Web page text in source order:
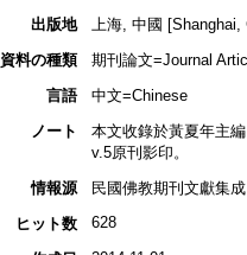
出版地
上海, 中國 [Shanghai,
資料の種類
期刊論文=Journal
言語
中文=Chinese
ノート
本文收錄於黃夏年主
v.5原刊影印。
情報源
民國佛教期刊文獻集
ヒット数
628